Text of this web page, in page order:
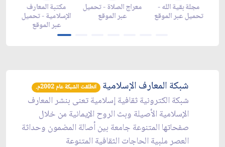
مكتبة المعارف
الإسلامية - تحميل
عبر الموقع
معراج الصلاة - تحميل
عبر الموقع
مجلة بقية الله -
تحميل عبر الموقع
شبكة المعارف الإسلامية انطلقت الشبكة عام 2002م.
شبكة الكترونية ثقافية إسلامية تعنى بنشر المعارف
الإسلامية الأصيلة وبث الروح الإيمانية من خلال
صفحاتها المتنوعة جامعة بين أصالة المضمون وحداثة
العصر ملبية الحاجات الثقافية المتنوعة